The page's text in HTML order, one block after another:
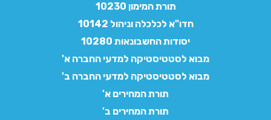
תורת המימון 10230
חדו"א לכלכלה וניהול 10142
יסודות החשבונאות 10280
מבוא לסטטיסטיקה למדעי החברה א'
מבוא לסטטיסטיקה למדעי החברה ב'
תורת המחירים א'
תורת המחירים ב'